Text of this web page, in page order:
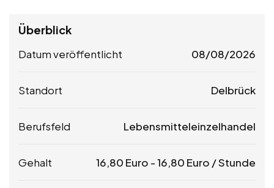
Überblick
Datum veröffentlicht 08/08/2026
Standort Delbrück
Berufsfeld Lebensmitteleinzelhandel
Gehalt 16,80 Euro -16,80 Euro / Stunde